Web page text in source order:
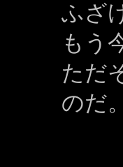
ふざ
もう
ただ
のだ。